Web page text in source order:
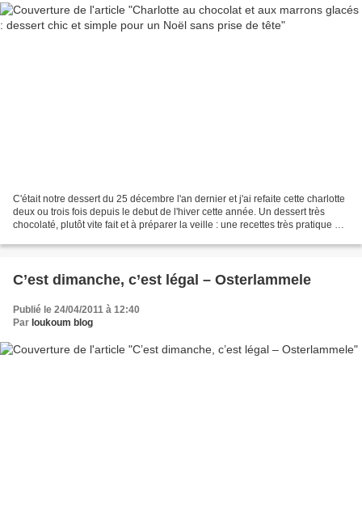
C'était notre dessert du 25 décembre l'an dernier et j'ai refaite cette charlotte
deux ou trois fois depuis le debut de l'hiver cette année. Un dessert très
chocolaté, plutôt vite fait et à préparer la veille : une recettes très pratique en
C’est dimanche, c’est légal – Osterlammele
Publié le 24/04/2011 à 12:40
Par loukoum blog